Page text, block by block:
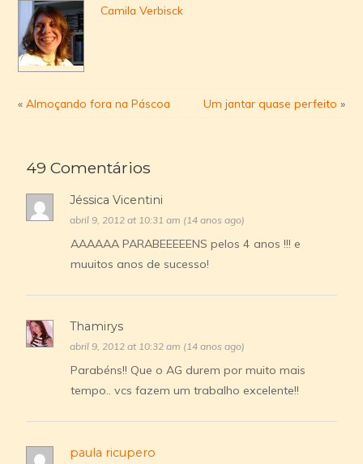
Camila Verbisck
«Almoçando fora na Páscoa Um jantar quase perfeito »
49 Comentários
Jéssica Vicentini
abril 9, 2012 at 10:31 am (14 anos ago)
AAAAAA PARABEEEEENS pelos 4 anos !!! e
muuitos anos de sucesso!
Thamirys
abril 9, 2012 at 10:32 am (14 anos ago)
Parabéns!! Que o AG durem por muito mais
tempo.. vcs fazem um trabalho excelente!!
paula ricupero